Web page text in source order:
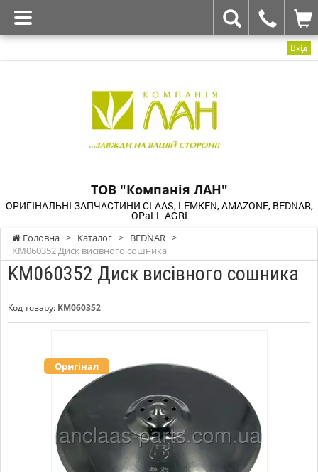
Вхід
ТОВ "Компанія ЛАН"
ОРИГІНАЛЬНІ ЗАПЧАСТИНИ CLAAS, LEMKEN, AMAZONE, BEDNAR,
OPaLL-AGRI
Головна > Каталог > BEDNAR >
KM060352 Диск висівного сошника
KM060352 Диск висівного сошника
Код товару: KM060352
Оригінал